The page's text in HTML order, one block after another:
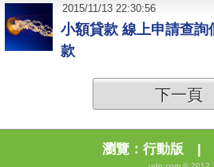
小額貸款 線上申請查
款
2015/11/13 22:30:56
下一頁
瀏覽： 行動版 |